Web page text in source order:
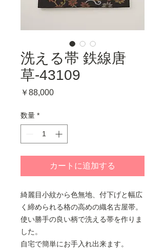
洗える帯 鉄線唐
草-43109
￥88,000価
数量 *
カートに追加する
綺麗目小紋から色無地、付下げと幅広
く締められる格の高めの織名古屋帯。
使い勝手の良い柄で洗える帯を作りま
した。
自宅で簡単にお手入れ出来ます。